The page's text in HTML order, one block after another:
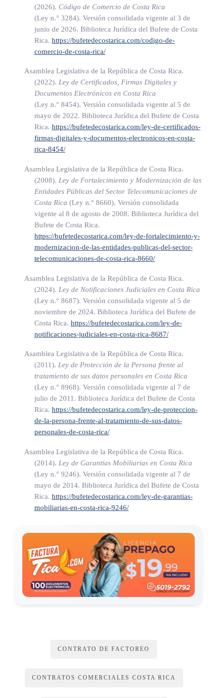
transmitidos mediante un contrato de factoreo.
b) Abstenerse de realizar cualquier tipo de acto u omisión
que perjudique los derechos de crédito y cobro presentes
y/o futuros transmitidos al factor mediante un contrato de
c) Contar con la autorización previa, por escrito, por parte
del factor, en caso de requerir modificar los derechos
transmitidos.
d) En los contratos de factoreo con recurso que suscriba,
garantizar que los derechos de crédito y cobro presentes
y/o futuros transmitidos sean ciertos y exigibles al
según el contrato.
e) Transmitir los créditos, dar garantía de la existencia y
legitimidad de los créditos, y pagar las comisiones
pactadas.
ARTÍCULO 12
Validez de la transmisión de derechos de crédito y cobro
Los derechos de crédito y cobro presentes y/o futuros podrán
transmitirse en cualquier momento sin que sea necesario el
consentimiento del pagador, quien no podrá negarse a recibir
la notificación.
Cuando el pagador sea un ente público, la notificación no
obliga a la institución a realizar el pago cuando el
transmitente no se encuentre al día con las obligaciones con
seguridad social, de conformidad con lo regulado en los
artículos 74 y 74 bis de la Ley N.° 17, Ley Constitutiva de la
Caja Costarricense de Seguro Social CCSS, de 22 de octubre
ARTÍCULO 13
Notificaciones
futuros será notificada al pagador.
En materia de notificaciones se deberá acatar lo dispuesto en
la Ley N.° 8687, Notificaciones Judiciales, de 4 de diciembre
de 2008, en lo que resulte aplicable, sin perjuicio de lo
USO ALTERNATIVO DE MEDIOS ELECTRÓNICOS
(2026). Código de Comercio de Costa Rica
(Ley n.° 3284). Versión consolidada vigente al 3 de
junio de 2026. Biblioteca Jurídica del Bufete de Costa
Rica. https://bufetedecostarica.com/codigo-de-
comercio-de-costa-rica/
Asamblea Legislativa de la República de Costa Rica.
(2022). Ley de Certificados, Firmas Digitales y
Documentos Electrónicos en Costa Rica
(Ley n.° 8454). Versión consolidada vigente al 5 de
mayo de 2022. Biblioteca Jurídica del Bufete de Costa
Rica. https://bufetedecostarica.com/ley-de-certificados-
firmas-digitales-y-documentos-electronicos-en-costa-
rica-8454/
Asamblea Legislativa de la República de Costa Rica.
(2008). Ley de Fortalecimiento y Modernización de las
Entidades Públicas del Sector Telecomunicaciones de
Costa Rica (Ley n.° 8660). Versión consolidada
vigente al 8 de agosto de 2008. Biblioteca Jurídica del
Bufete de Costa Rica.
https://bufetedecostarica.com/ley-de-fortalecimiento-y-
modernizacion-de-las-entidades-publicas-del-sector-
telecomunicaciones-de-costa-rica-8660/
Asamblea Legislativa de la República de Costa Rica.
(2024). Ley de Notificaciones Judiciales en Costa Rica
(Ley n.° 8687). Versión consolidada vigente al 5 de
noviembre de 2024. Biblioteca Jurídica del Bufete de
Costa Rica. https://bufetedecostarica.com/ley-de-
notificaciones-judiciales-en-costa-rica-8687/
Asamblea Legislativa de la República de Costa Rica.
(2011). Ley de Protección de la Persona frente al
tratamiento de sus datos personales en Costa Rica
(Ley n.° 8968). Versión consolidada vigente al 7 de
julio de 2011. Biblioteca Jurídica del Bufete de Costa
Rica. https://bufetedecostarica.com/ley-de-proteccion-
de-la-persona-frente-al-tratamiento-de-sus-datos-
personales-de-costa-rica/
Asamblea Legislativa de la República de Costa Rica.
(2014). Ley de Garantías Mobiliarias en Costa Rica
(Ley n.° 9246). Versión consolidada vigente al 7 de
mayo de 2014. Biblioteca Jurídica del Bufete de Costa
Rica. https://bufetedecostarica.com/ley-de-garantias-
mobiliarias-en-costa-rica-9246/
CONTRATO DE FACTOREO
CONTRATOS COMERCIALES COSTA RICA